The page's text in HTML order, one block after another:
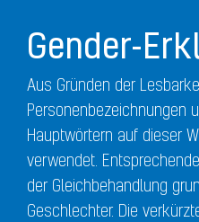
Gender-
Aus Gründen der
Personenbezeichnungen
Hauptwörtern auf dieser
verwendet.
der Gleichbehandlung
Geschlechter. Die